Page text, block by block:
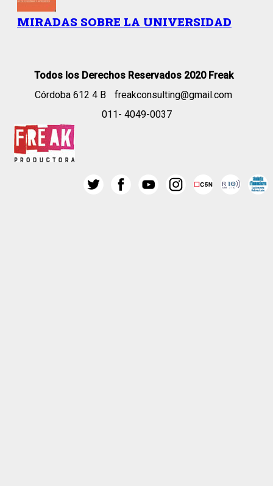
MIRADAS SOBRE LA UNIVERSIDAD
Todos los Derechos Reservados 2020 Freak
Córdoba 612 4 B
freakconsulting@gmail.com
011- 4049-0037